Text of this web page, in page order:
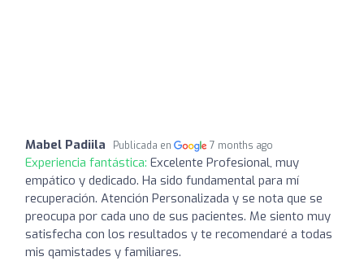
Mabel Padiila Publicada en 7 months ago
Experiencia fantástica: Excelente Profesional, muy
empático y dedicado. Ha sido fundamental para mí
recuperación. Atención Personalizada y se nota que se
preocupa por cada uno de sus pacientes. Me siento muy
satisfecha con los resultados y te recomendaré a todas
mis qamistades y familiares.